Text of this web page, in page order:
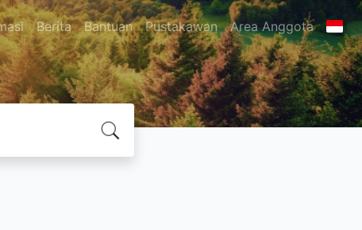
Berita Bantuan Pustakawan Area Anggota